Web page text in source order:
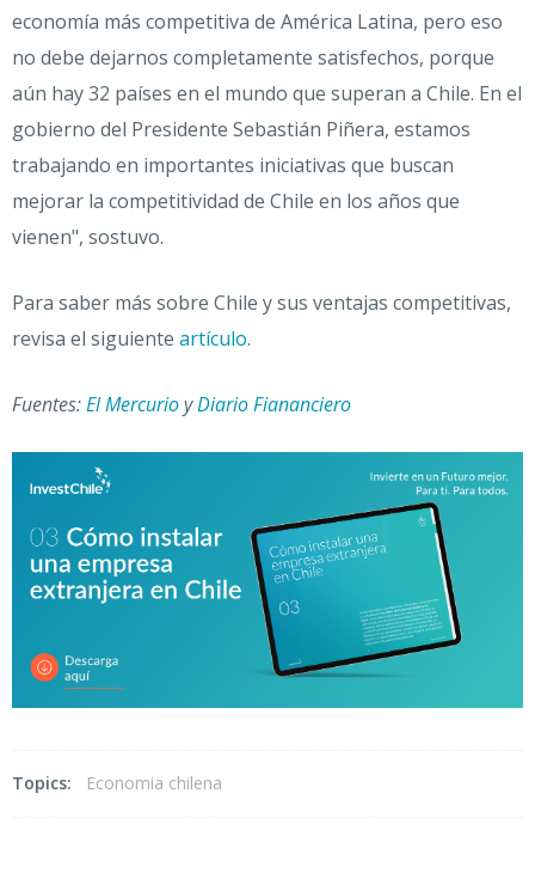
economía más competitiva de América Latina, pero eso
no debe dejarnos completamente satisfechos, porque
aún hay 32 países en el mundo que superan a Chile. En el
gobierno del Presidente Sebastián Piñera, estamos
trabajando en importantes iniciativas que buscan
mejorar la competitividad de Chile en los años que
vienen", sostuvo.
Para saber más sobre Chile y sus ventajas competitivas,
revisa el siguiente artículo.
Fuentes:El MercurioyDiario Fiananciero
Topics: Economia chilena